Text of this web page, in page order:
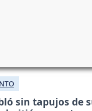
sin tapujos de